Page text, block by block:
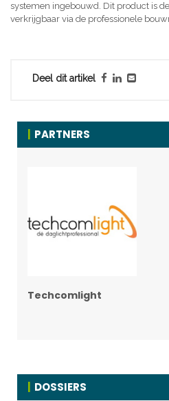
systemen ingebouwd. Dit product is
verkrijgbaar via de professionele
Deel dit artikel
PARTNERS
Techcomlight
DOSSIERS